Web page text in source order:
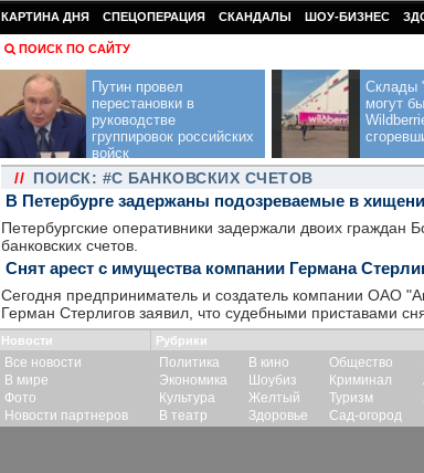
КАРТИНА ДНЯ СПЕЦОПЕРАЦИЯ СКАНДАЛЫ ШОУ-БИЗНЕС
ПОИСК ПО САЙТУ
Путин провел
перестановки в
руководстве
группировок российских
войск
Склады
могут
// ПОИСК: #С БАНКОВСКИХ СЧЕТОВ
В Петербурге задержаны подозреваемые в
Петербургские оперативники задержали двоих граждан
банковских счетов.
Снят арест с имущества компании Германа
Сегодня предприниматель и создатель компании ОАО
Герман Стерлигов заявил, что судебными приставами
Новости
Все новости
В мире
Фото
Новости партнеров
Рубрики
Политика
Экономика
Культура
В театр
В кино
Шоубиз
Желтый
Здоровье
Общество
Криминал
Туризм
Сад-огород